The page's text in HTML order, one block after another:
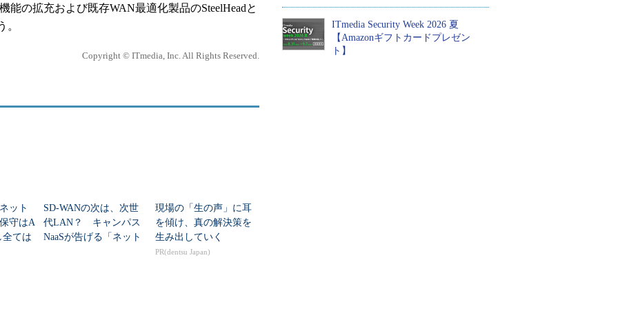
の拡充および既存WAN最適化製品のSteelHeadと
。
Copyright © ITmedia, Inc. All Rights Reserved.
ット
守はA
ては
SD-WANの次は、次世
代LAN？ キャンパス
NaaSが告げる「ネット
現場の「生の声」に耳
を傾け、真の解決策を
生み出していく
PR(dentsu Japan)
ITmedia Security Week 2026 夏
【Amazonギフトカードプレゼン
ト】